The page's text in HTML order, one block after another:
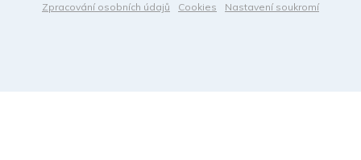
Zpracování osobních údajů
Cookies Nastavení soukromí